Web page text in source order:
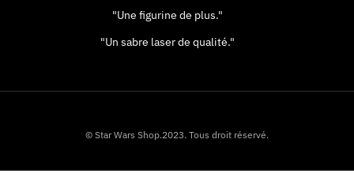
"Une figurine de plus."
"Un sabre laser de qualité."
© Star Wars Shop.2023. Tous droit réservé.